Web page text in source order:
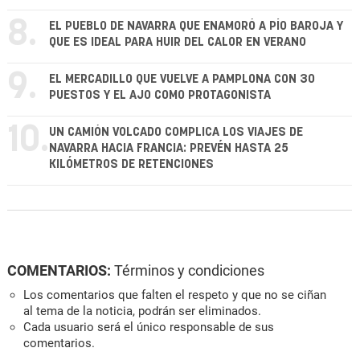
8.
EL PUEBLO DE NAVARRA QUE ENAMORÓ A PÍO BAROJA Y
QUE ES IDEAL PARA HUIR DEL CALOR EN VERANO
9.
EL MERCADILLO QUE VUELVE A PAMPLONA CON 30
PUESTOS Y EL AJO COMO PROTAGONISTA
10. UN CAMIÓN VOLCADO COMPLICA LOS VIAJES DE
NAVARRA HACIA FRANCIA: PREVÉN HASTA 25
KILÓMETROS DE RETENCIONES
COMENTARIOS: Términos y condiciones
Los comentarios que falten el respeto y que no se ciñan
al tema de la noticia, podrán ser eliminados.
Cada usuario será el único responsable de sus
comentarios.